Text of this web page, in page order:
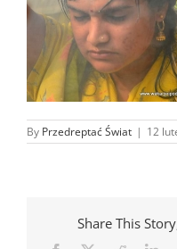
By Przedreptać Świat | 12
Share This